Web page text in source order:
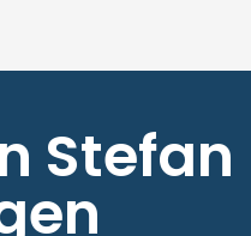
Stefan